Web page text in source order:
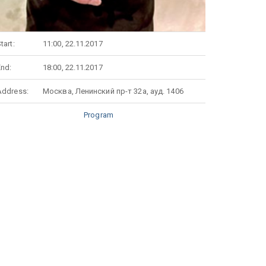
11:00, 22.11.2017
18:00, 22.11.2017
Москва, Ленинский пр-т 32а, ауд. 1406
Program